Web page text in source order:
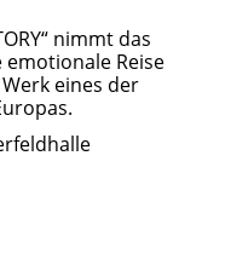
nimmt das
Reise
eines der